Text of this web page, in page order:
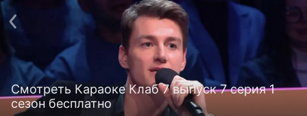
Смотреть Караоке Клаб 7 выпуск 7 серия 1
сезон бесплатно
+7 (727) 323 10 92
Пользовательское соглашение
Политика конфиденциальности
Открыть приложение
Ввести промокод